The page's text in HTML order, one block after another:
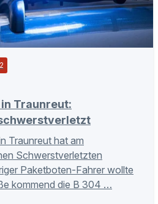
Traunreut:
Traunreut hat am
Schwerstverletzten
Paketboten-Fahrer wollte
kommend die B 304 …